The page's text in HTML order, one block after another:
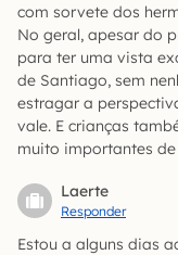
com sorvete dos
No geral, apesar do
para ter uma vista
de Santiago, sem
estragar a
vale. E crianças
muito importantes
Laerte
Responder
Estou a alguns dias